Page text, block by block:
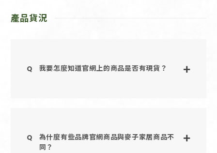
產品貨況
我要怎麼知道官網上的商品是否有現貨？
為什麼有些品牌官網商品與麥子家居商品不
同？